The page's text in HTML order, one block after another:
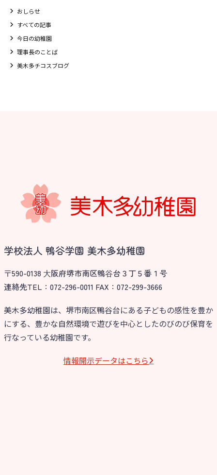
おしらせ
すべての記事
今日の幼稚園
理事長のことば
美木多チコスブログ
学校法人 鴨谷学園 美木多幼稚園
〒590-0138 ⼤阪府堺市南区鴨⾕台３丁５番１号
連絡先TEL：072-296-0011 FAX：072-299-3666
美木多幼稚園は、堺市南区鴨谷台にある子どもの感性を豊か
にする、豊かな自然環境で遊びを中心としたのびのび保育を
行なっている幼稚園です。
情報開⽰データはこちら